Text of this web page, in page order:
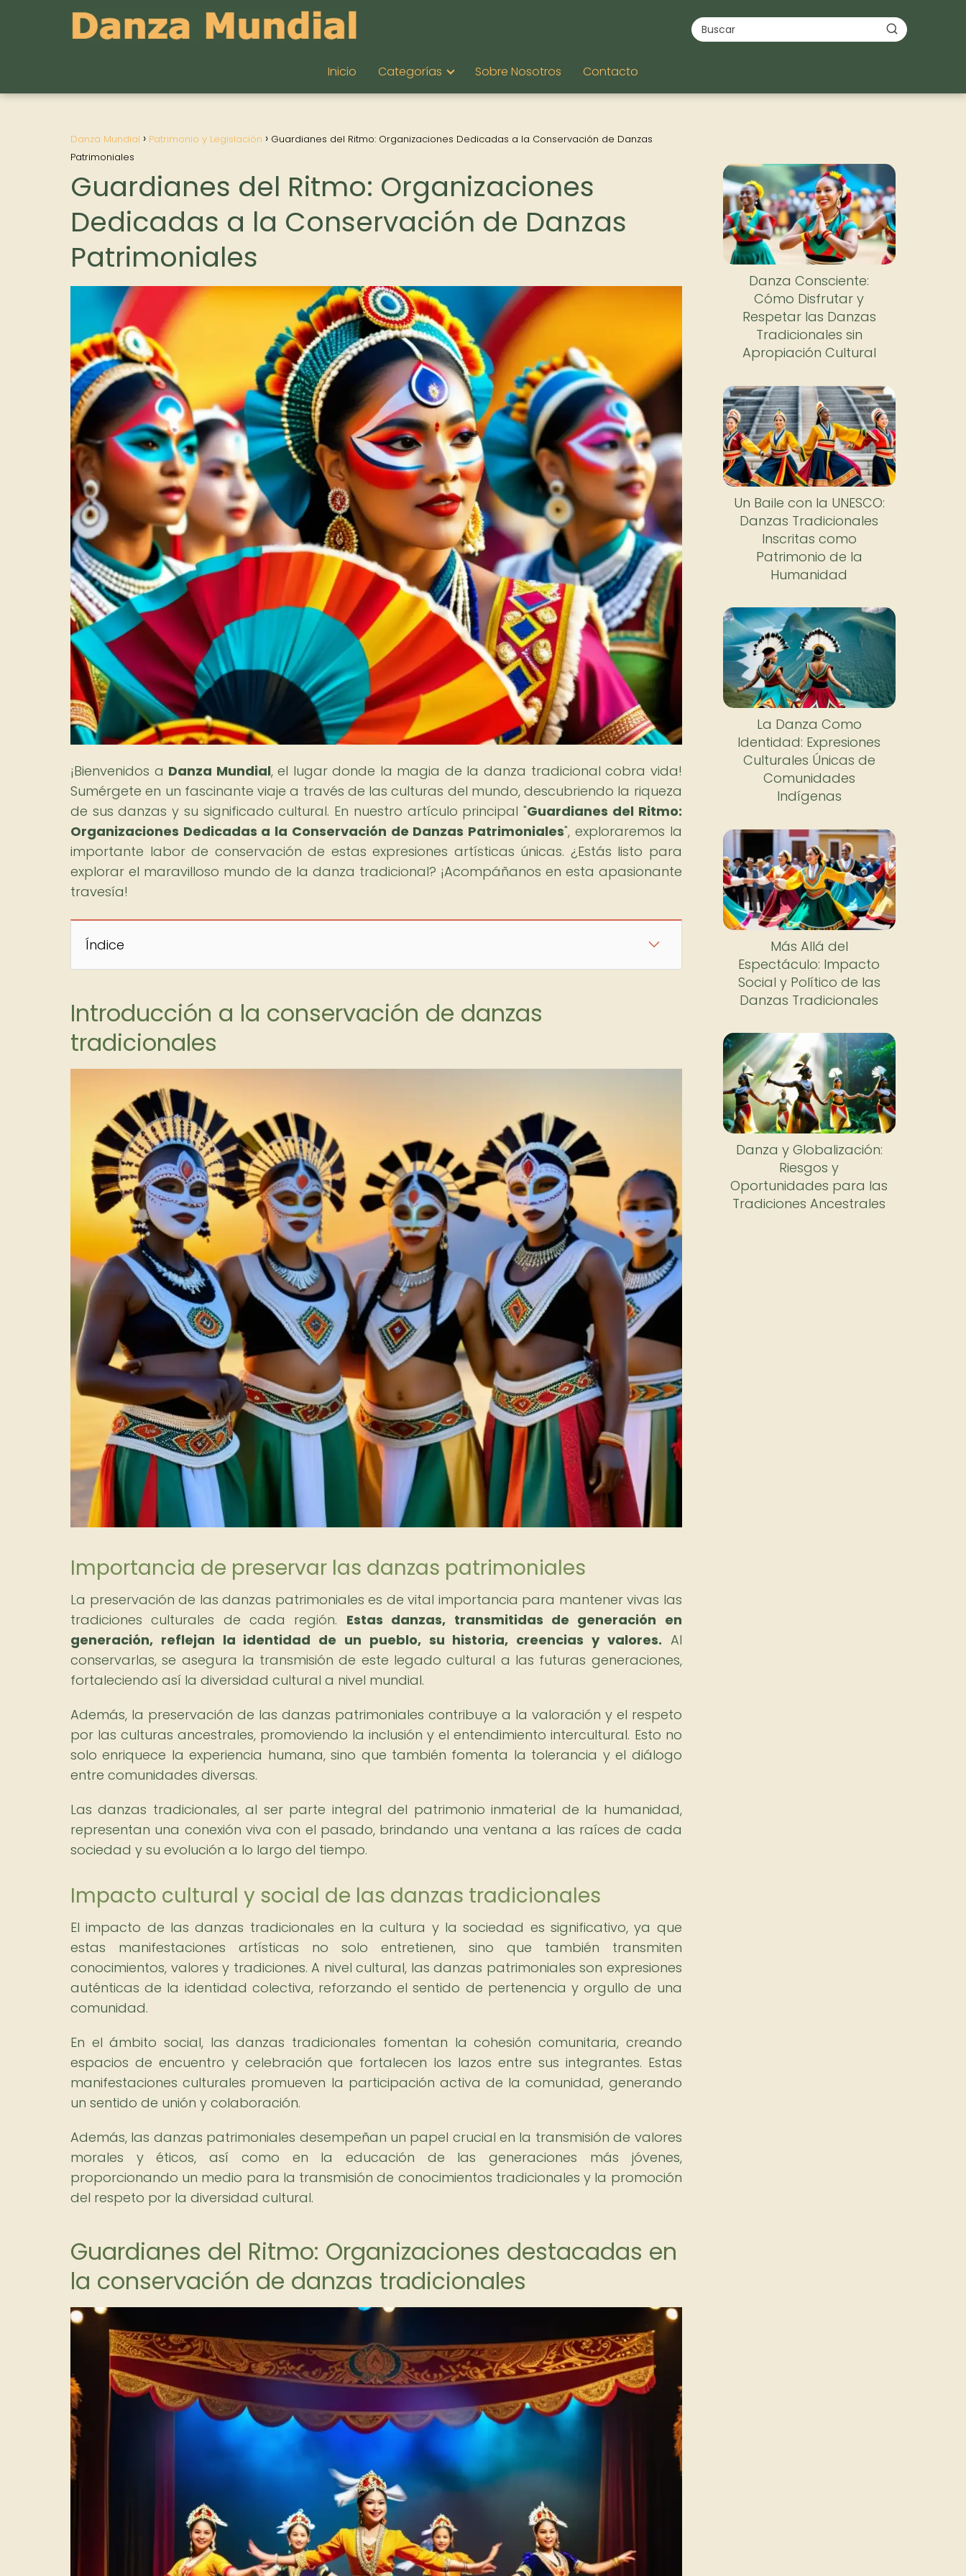
Inicio Categorías Sobre Nosotros Contacto
Danza Mundial Patrimonio y Legislación
Guardianes del Ritmo: Organizaciones Dedicadas a la Conservación de Danzas
Patrimoniales
Guardianes del Ritmo: Organizaciones
Dedicadas a la Conservación de Danzas
Patrimoniales
¡Bienvenidos a Danza Mundial, el lugar donde la magia de la danza tradicional cobra vida!
Sumérgete en un fascinante viaje a través de las culturas del mundo, descubriendo la riqueza
de sus danzas y su significado cultural. En nuestro artículo principal "Guardianes del Ritmo:
Organizaciones Dedicadas a la Conservación de Danzas Patrimoniales", exploraremos la
importante labor de conservación de estas expresiones artísticas únicas. ¿Estás listo para
explorar el maravilloso mundo de la danza tradicional? ¡Acompáñanos en esta apasionante
travesía!
Índice
Introducción a la conservación de danzas
tradicionales
Importancia de preservar las danzas patrimoniales
La preservación de las danzas patrimoniales es de vital importancia para mantener vivas las
tradiciones culturales de cada región. Estas danzas, transmitidas de generación en
generación, reflejan la identidad de un pueblo, su historia, creencias y valores. Al
conservarlas, se asegura la transmisión de este legado cultural a las futuras generaciones,
fortaleciendo así la diversidad cultural a nivel mundial.
Además, la preservación de las danzas patrimoniales contribuye a la valoración y el respeto
por las culturas ancestrales, promoviendo la inclusión y el entendimiento intercultural. Esto no
solo enriquece la experiencia humana, sino que también fomenta la tolerancia y el diálogo
entre comunidades diversas.
Las danzas tradicionales, al ser parte integral del patrimonio inmaterial de la humanidad,
representan una conexión viva con el pasado, brindando una ventana a las raíces de cada
sociedad y su evolución a lo largo del tiempo.
Impacto cultural y social de las danzas tradicionales
El impacto de las danzas tradicionales en la cultura y la sociedad es significativo, ya que
estas manifestaciones artísticas no solo entretienen, sino que también transmiten
conocimientos, valores y tradiciones. A nivel cultural, las danzas patrimoniales son expresiones
auténticas de la identidad colectiva, reforzando el sentido de pertenencia y orgullo de una
comunidad.
En el ámbito social, las danzas tradicionales fomentan la cohesión comunitaria, creando
espacios de encuentro y celebración que fortalecen los lazos entre sus integrantes. Estas
manifestaciones culturales promueven la participación activa de la comunidad, generando
un sentido de unión y colaboración.
Además, las danzas patrimoniales desempeñan un papel crucial en la transmisión de valores
morales y éticos, así como en la educación de las generaciones más jóvenes,
proporcionando un medio para la transmisión de conocimientos tradicionales y la promoción
del respeto por la diversidad cultural.
Guardianes del Ritmo: Organizaciones destacadas en
la conservación de danzas tradicionales
Danza Consciente:
Cómo Disfrutar y
Respetar las Danzas
Tradicionales sin
Apropiación Cultural
Un Baile con la UNESCO:
Danzas Tradicionales
Inscritas como
Patrimonio de la
Humanidad
La Danza Como
Identidad: Expresiones
Culturales Únicas de
Comunidades
Indígenas
Más Allá del
Espectáculo: Impacto
Social y Político de las
Danzas Tradicionales
Danza y Globalización:
Riesgos y
Oportunidades para las
Tradiciones Ancestrales